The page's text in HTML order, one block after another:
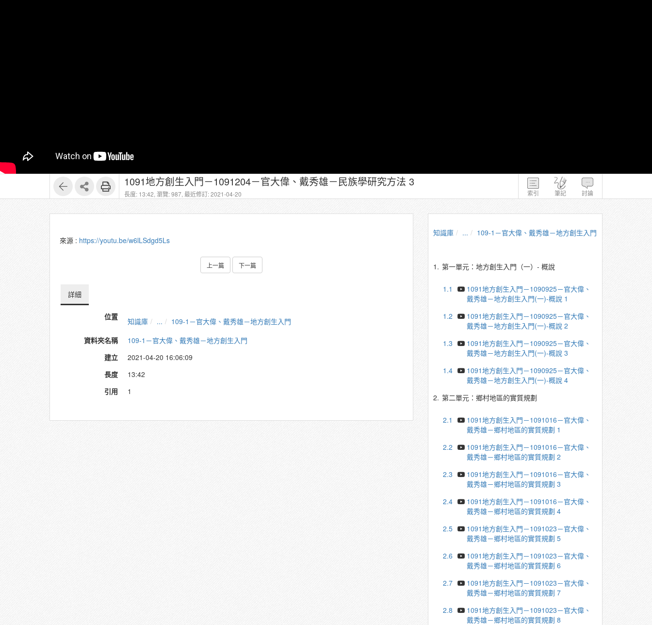
索引 筆記 討論
1091地方創生入門－1091204－官大偉、戴秀雄－民族學研究方法 3
長度: 13:42, 瀏覽: 987, 最近修訂: 2021-04-20
來源 : https://youtu.be/w6lLSdgd5Ls
上一篇 下一篇
詳細
位置 知識庫 ...
109-1－官大偉、戴秀雄－地方創生入門
資料夾名稱
109-1－官大偉、戴秀雄－地方創生入門
建立
2021-04-20 16:06:09
長度
13:42
引用
1
知識庫 ... 109-1－官大偉、戴秀雄－地方創生入門
1. 第一單元：地方創生入門（一）- 概說
1.1
1091地方創生入門－1090925－官大偉、
戴秀雄－地方創生入門(一)-概說 1
1.2
1091地方創生入門－1090925－官大偉、
戴秀雄－地方創生入門(一)-概說 2
1.3
1091地方創生入門－1090925－官大偉、
戴秀雄－地方創生入門(一)-概說 3
1.4
1091地方創生入門－1090925－官大偉、
戴秀雄－地方創生入門(一)-概說 4
2. 第二單元：鄉村地區的實質規劃
2.1
1091地方創生入門－1091016－官大偉、
戴秀雄－鄉村地區的實質規劃 1
2.2
1091地方創生入門－1091016－官大偉、
戴秀雄－鄉村地區的實質規劃 2
2.3
1091地方創生入門－1091016－官大偉、
戴秀雄－鄉村地區的實質規劃 3
2.4
1091地方創生入門－1091016－官大偉、
戴秀雄－鄉村地區的實質規劃 4
2.5
1091地方創生入門－1091023－官大偉、
戴秀雄－鄉村地區的實質規劃 5
2.6
1091地方創生入門－1091023－官大偉、
戴秀雄－鄉村地區的實質規劃 6
2.7
1091地方創生入門－1091023－官大偉、
戴秀雄－鄉村地區的實質規劃 7
2.8
1091地方創生入門－1091023－官大偉、
戴秀雄－鄉村地區的實質規劃 8